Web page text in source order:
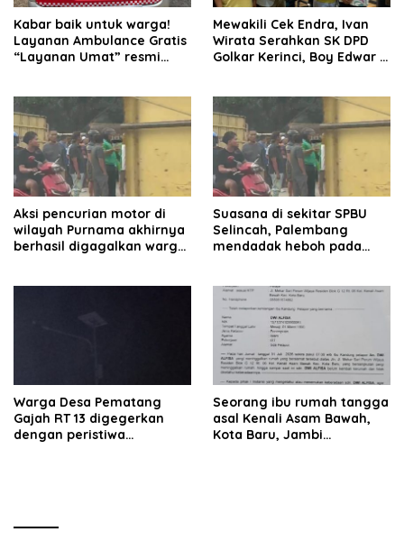
Kabar baik untuk warga!
Layanan Ambulance Gratis
“Layanan Umat” resmi
Mewakili Cek Endra, Ivan
Wirata Serahkan SK DPD
Golkar Kerinci, Boy Edwar :
Aksi pencurian motor di
wilayah Purnama akhirnya
berhasil digagalkan warga.
Suasana di sekitar SPBU
Selincah, Palembang
mendadak heboh pada
Warga Desa Pematang
Gajah RT 13 digegerkan
dengan peristiwa
Seorang ibu rumah tangga
asal Kenali Asam Bawah,
Kota Baru, Jambi